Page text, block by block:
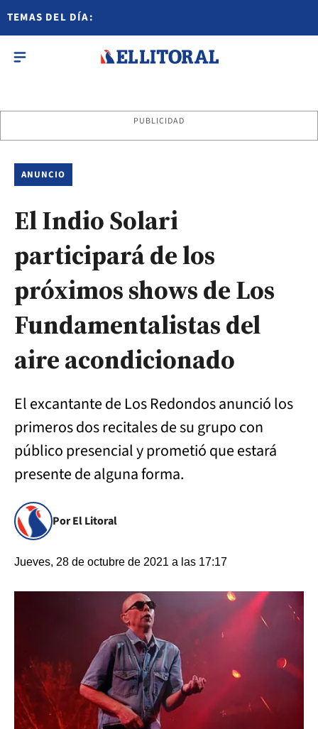
TEMAS DEL DÍA:
PUBLICIDAD
ANUNCIO
El Indio Solari
participará de los
próximos shows de Los
Fundamentalistas del
aire acondicionado
El excantante de Los Redondos anunció los
primeros dos recitales de su grupo con
público presencial y prometió que estará
presente de alguna forma.
Por El Litoral
Jueves, 28 de octubre de 2021 a las 17:17